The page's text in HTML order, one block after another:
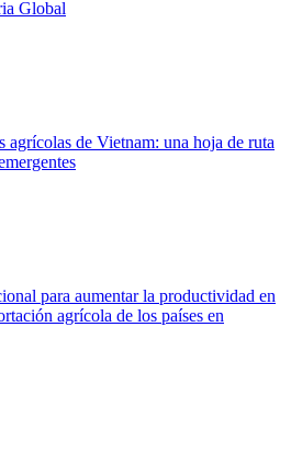
Global
agrícolas de Vietnam: una hoja de ruta
para aumentar la productividad en
agrícola de los países en